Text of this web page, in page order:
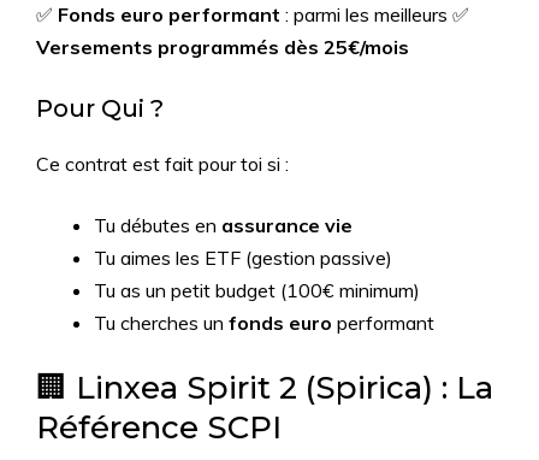
✅ Fonds euro performant : parmi les meilleurs ✅
Versements programmés dès 25€/mois
Pour Qui ?
Ce contrat est fait pour toi si :
Tu débutes en assurance vie
Tu aimes les ETF (gestion passive)
Tu as un petit budget (100€ minimum)
Tu cherches un fonds euro performant
🏢 Linxea Spirit 2 (Spirica) : La
Référence SCPI